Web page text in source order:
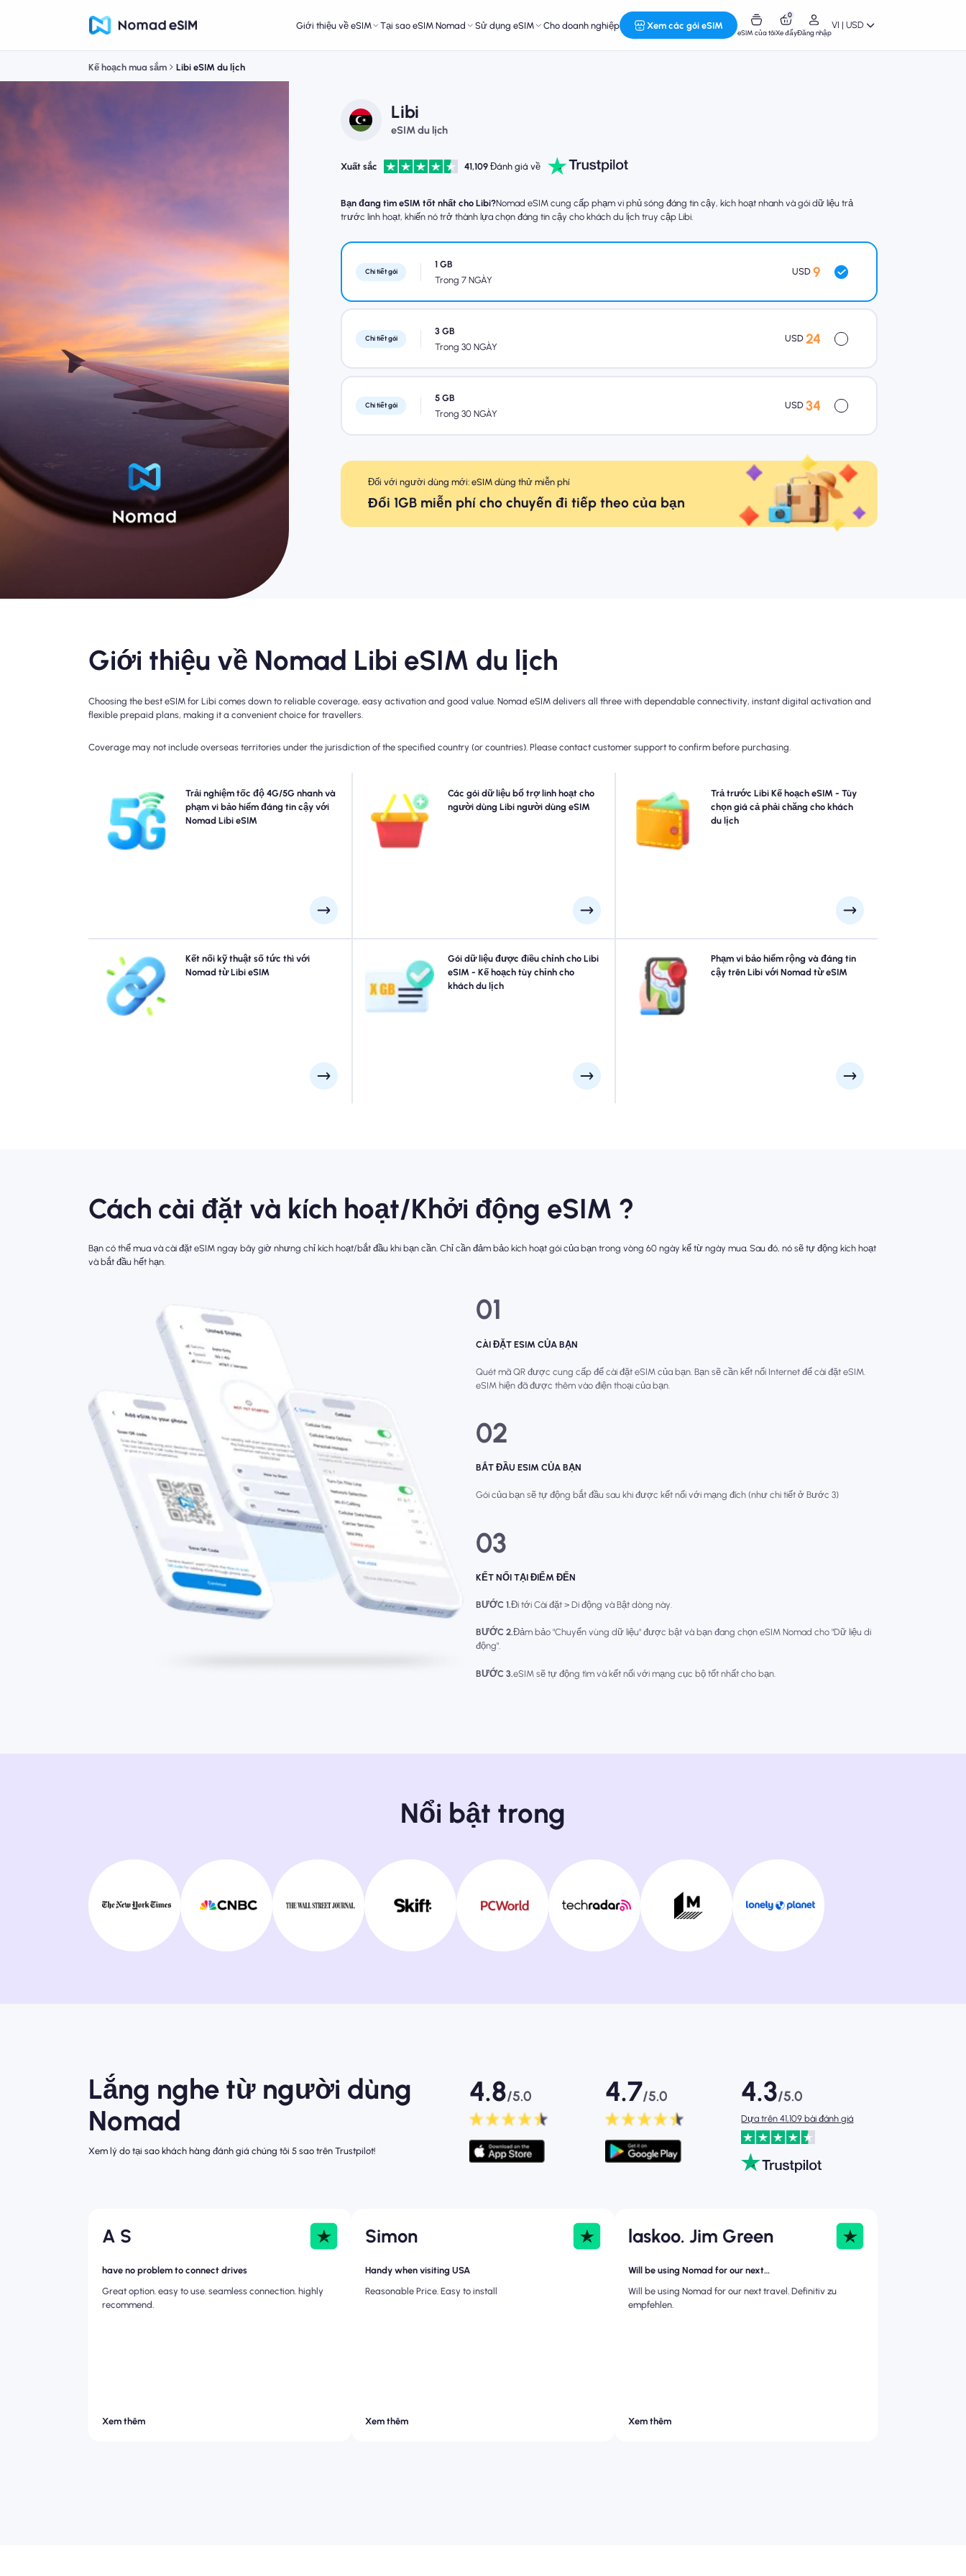
Giới thiệu về eSIM Tại sao eSIM Nomad Sử dụng eSIM Cho doanh nghiệp Xem các gói eSIM
eSIM của tôi
0
Xe đẩyĐăng nhập
VI | USD
Kế hoạch mua sắm Libi eSIM du lịch
Libi
eSIM du lịch
Xuất sắc 41,109 Đánh giá về
Bạn đang tìm eSIM tốt nhất cho Libi?Nomad eSIM cung cấp phạm vi phủ sóng đáng tin cậy, kích hoạt nhanh và gói dữ liệu trả
trước linh hoạt, khiến nó trở thành lựa chọn đáng tin cậy cho khách du lịch truy cập Libi.
Chi tiết gói
1 GB
Trong 7 NGÀY
USD 9
Chi tiết gói
3 GB
Trong 30 NGÀY
USD 24
Chi tiết gói
5 GB
Trong 30 NGÀY
USD 34
Đối với người dùng mới: eSIM dùng thử miễn phí
Đổi 1GB miễn phí cho chuyến đi tiếp theo của bạn
Giới thiệu về Nomad Libi eSIM du lịch
Choosing the best eSIM for Libi comes down to reliable coverage, easy activation and good value. Nomad eSIM delivers all three with dependable connectivity, instant digital activation and
flexible prepaid plans, making it a convenient choice for travellers.
Coverage may not include overseas territories under the jurisdiction of the specified country (or countries). Please contact customer support to confirm before purchasing.
Trải nghiệm tốc độ 4G/5G nhanh và
phạm vi bảo hiểm đáng tin cậy với
Nomad Libi eSIM
Trải nghiệm kết nối f-fast 4G với Libi du lịch esim của
Nomad. Vui lòng kiểm tra chi tiết kế hoạch của bạn để
biết tính khả dụng và tốc độ mạng cụ thể, vì phạm vi bảo
hiểm có thể thay đổi theo địa điểm và thời gian trong
Các gói dữ liệu bổ trợ linh hoạt cho
người dùng Libi người dùng eSIM
Cần thêm dữ liệu hoặc mở rộng kế hoạch của bạn? Chỉ
cần mua một tiện ích bổ sung cho Libi eSIM của bạn để
tiếp tục thưởng thức kết nối 5G/4G liền mạch của bạn.
Khi kế hoạch ban đầu của bạn hết hạn, tiện ích bổ sung
của bạn sẽ tự động lưu giữ bạn đã kết nối mà không bị
Trả trước Libi Kế hoạch eSIM - Tùy
chọn giá cả phải chăng cho khách
du lịch
Chọn các gói eSIM Libi của chúng tôi cho kết nối 4G/5G
không rắc rối. Trả trước để tránh các bất ngờ thanh toán
sau du lịch và duy trì kiểm soát hoàn toàn đối với việc sử
Kết nối kỹ thuật số tức thì với
Nomad từ Libi eSIM
Bỏ qua các hàng đợi và quên các sim vật lý. Kích hoạt
Nomad Libi eSIM của bạn ngay lập tức từ thiết bị của
bạn để kết nối nhanh 4G/5G. Hãy trực tuyến ngay khi
bạn đến sân bay mà không gặp rắc rối hay chậm trễ.
Gói dữ liệu được điều chỉnh cho Libi
eSIM - Kế hoạch tùy chỉnh cho
khách du lịch
Du lịch đến Libi? Chọn từ các gói dữ liệu eSIM Libi của
chúng tôi được thiết kế để phù hợp với mọi nhu cầu, với
kết nối 4G/5G liền mạch của chúng tôi. Một vài eSIM của
chúng tôi yêu cầu kích hoạt thủ công, vui lòng kiểm tra
Phạm vi bảo hiểm rộng và đáng tin
cậy trên Libi với Nomad từ eSIM
Khám phá Libi với sự tự tin bằng cách sử dụng Libi esim
của Nomad, cung cấp phạm vi bảo hiểm 4G/5G đáng tin
cậy trên các điểm tham quan và khu kinh doanh hàng
đầu của thành phố. Giữ kết nối bất kể hành trình của bạn
Cách cài đặt và kích hoạt/Khởi động eSIM ?
Bạn có thể mua và cài đặt eSIM ngay bây giờ nhưng chỉ kích hoạt/bắt đầu khi bạn cần. Chỉ cần đảm bảo kích hoạt gói của bạn trong vòng 60 ngày kể từ ngày mua. Sau đó, nó sẽ tự động kích hoạt
và bắt đầu hết hạn.
01
CÀI ĐẶT ESIM CỦA BẠN
Quét mã QR được cung cấp để cài đặt eSIM của bạn. Bạn sẽ cần kết nối Internet để cài đặt eSIM.
eSIM hiện đã được thêm vào điện thoại của bạn.
02
BẮT ĐẦU ESIM CỦA BẠN
Gói của bạn sẽ tự động bắt đầu sau khi được kết nối với mạng đích (như chi tiết ở Bước 3)
03
KẾT NỐI TẠI ĐIỂM ĐẾN
BƯỚC 1.Đi tới Cài đặt > Di động và Bật dòng này.
BƯỚC 2.Đảm bảo "Chuyển vùng dữ liệu" được bật và bạn đang chọn eSIM Nomad cho "Dữ liệu di
động".
BƯỚC 3.eSIM sẽ tự động tìm và kết nối với mạng cục bộ tốt nhất cho bạn.
Nổi bật trong
Lắng nghe từ người dùng
Nomad
Xem lý do tại sao khách hàng đánh giá chúng tôi 5 sao trên Trustpilot!
4.8/5.0 4.7/5.0 4.3/5.0
Dựa trên 41,109 bài đánh giá
A S
have no problem to connect drives
Great option. easy to use. seamless connection. highly
recommend.
Xem thêm
Simon
Handy when visiting USA
Reasonable Price. Easy to install
Xem thêm
laskoo. Jim Green
Will be using Nomad for our next…
Will be using Nomad for our next travel. Definitiv zu
empfehlen.
Xem thêm